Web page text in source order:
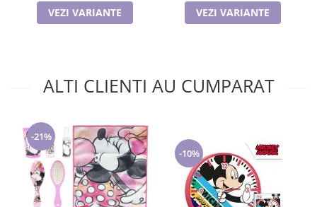
VEZI VARIANTE VEZI VARIANTE
ALTI CLIENTI AU CUMPARAT
-21%
-10%